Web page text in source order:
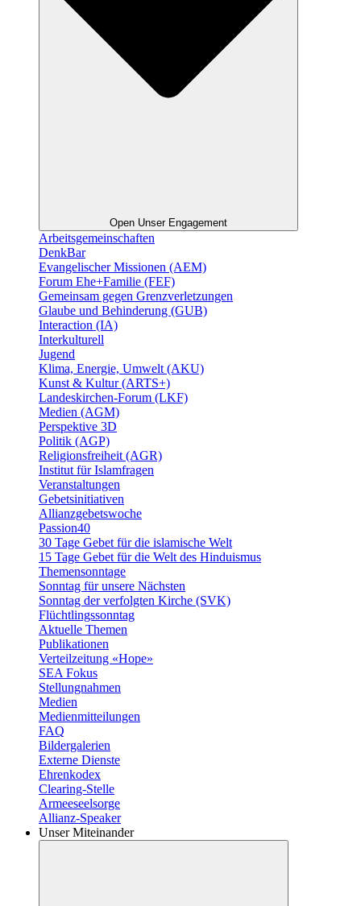
Open Unser Engagement
Arbeitsgemeinschaften
DenkBar
Evangelischer Missionen (AEM)
Forum Ehe+Familie (FEF)
Gemeinsam gegen Grenzverletzungen
Glaube und Behinderung (GUB)
Interaction (IA)
Interkulturell
Jugend
Klima, Energie, Umwelt (AKU)
Kunst & Kultur (ARTS+)
Landeskirchen-Forum (LKF)
Medien (AGM)
Perspektive 3D
Politik (AGP)
Religionsfreiheit (AGR)
Institut für Islamfragen
Veranstaltungen
Gebetsinitiativen
Allianzgebetswoche
Passion40
30 Tage Gebet für die islamische Welt
15 Tage Gebet für die Welt des Hinduismus
Themensonntage
Sonntag für unsere Nächsten
Sonntag der verfolgten Kirche (SVK)
Flüchtlingssonntag
Aktuelle Themen
Publikationen
Verteilzeitung «Hope»
SEA Fokus
Stellungnahmen
Medien
Medienmitteilungen
FAQ
Bildergalerien
Externe Dienste
Ehrenkodex
Clearing-Stelle
Armeeseelsorge
Allianz-Speaker
Unser Miteinander